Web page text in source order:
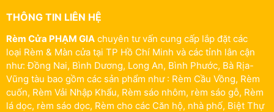
THÔNG TIN LIÊN HỆ
Rèm Cửa PHẠM GIA chuyên tư vấn cung cấp lắp đặt các
loại Rèm & Màn cửa tại TP Hồ Chí Minh và các tỉnh lân cận
như: Đồng Nai, Bình Dương, Long An, Bình Phước, Bà Rịa-
Vũng tàu bao gồm các sản phẩm như : Rèm Cầu Vồng, Rèm
cuốn, Rèm Vải Nhập Khẩu, Rèm sáo nhôm, rèm sáo gỗ, Rèm
lá dọc, rèm sáo dọc, Rèm cho các Căn hộ, nhà phố, Biệt Thự